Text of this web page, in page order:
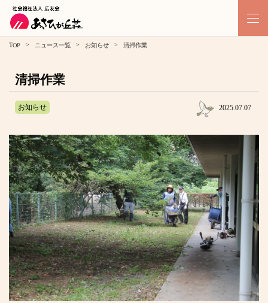
TOP > ニュース一覧 > お知らせ > 清掃作業
清掃作業
お知らせ 2025.07.07